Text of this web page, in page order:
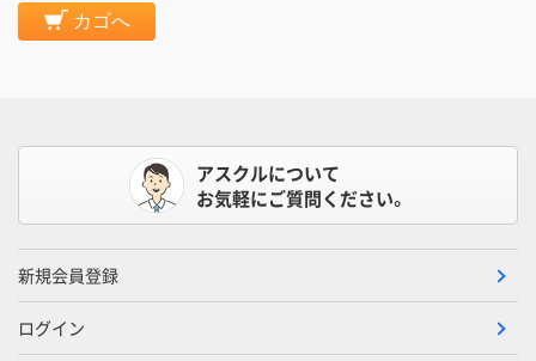
カゴへ
アスクルについて
お気軽にご質問ください。
新規会員登録
ログイン